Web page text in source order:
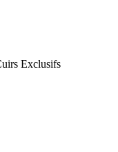
Exclusifs